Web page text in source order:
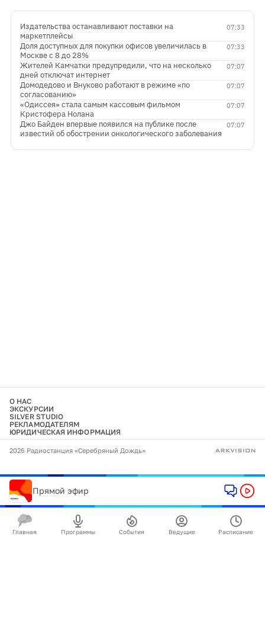
07:33
Издательства останавливают поставки на
маркетплейсы
07:33
Доля доступных для покупки офисов увеличилась в
Москве с 8 до 28%
07:07
Жителей Камчатки предупредили, что на несколько
дней отключат интернет
07:07
Домодедово и Внуково работают в режиме «по
согласованию»
07:07
«Одиссея» стала самым кассовым фильмом
Кристофера Нолана
07:07
Джо Байден впервые появился на публике после
известий об обострении онкологического заболевания
О НАС
ЭКСКУРСИИ
SILVER STUDIO
РЕКЛАМОДАТЕЛЯМ
ЮРИДИЧЕСКАЯ ИНФОРМАЦИЯ
2026 Радиостанция «Серебряный Дождь»
Прямой эфир
Главная Программы События Ведущие Расписание